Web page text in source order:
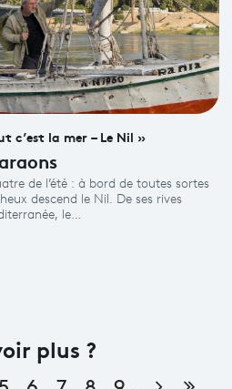
c’est la mer – Le Nil »
de l’été : à bord de toutes sortes
descend le Nil. De ses rives
le…
plus ?